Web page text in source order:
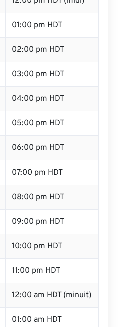
01:00 pm HDT
02:00 pm HDT
03:00 pm HDT
04:00 pm HDT
05:00 pm HDT
06:00 pm HDT
07:00 pm HDT
08:00 pm HDT
09:00 pm HDT
10:00 pm HDT
11:00 pm HDT
12:00 am HDT (minuit)
01:00 am HDT